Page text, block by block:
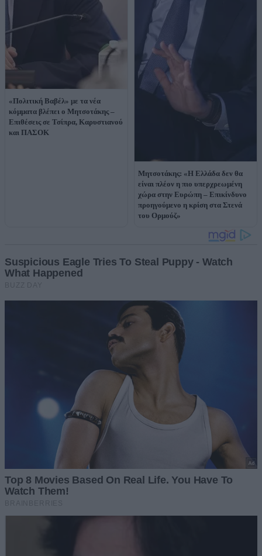
«Πολιτική Βαβέλ» με τα νέα
κόμματα βλέπει ο Μητσοτάκης –
Επιθέσεις σε Τσίπρα, Καρυστιανού
και ΠΑΣΟΚ
Μητσοτάκης: «Η Ελλάδα δεν θα
είναι πλέον η πιο υπερχρεωμένη
χώρα στην Ευρώπη – Επικίνδυνο
προηγούμενο η κρίση στα Στενά
του Ορμούζ»